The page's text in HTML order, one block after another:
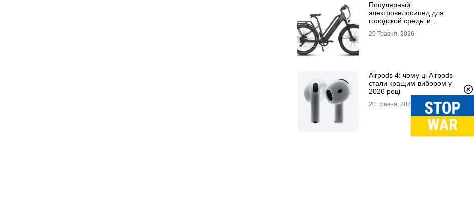
Популярный
электровелосипед для
городской среды и
почему их выбирают
20 Травня, 2026
Airpods 4: чому ці Airpods
стали кращим вибором у
2026 році
20 Травня, 2026